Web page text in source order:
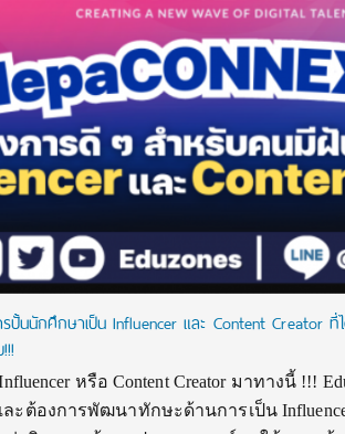
รปั้นนักศึกษาเป็น Influencer และ Content Creator
หรือ Content Creator มาทางนี้ !!!
ะต้องการพัฒนาทักษะด้านการเป็น